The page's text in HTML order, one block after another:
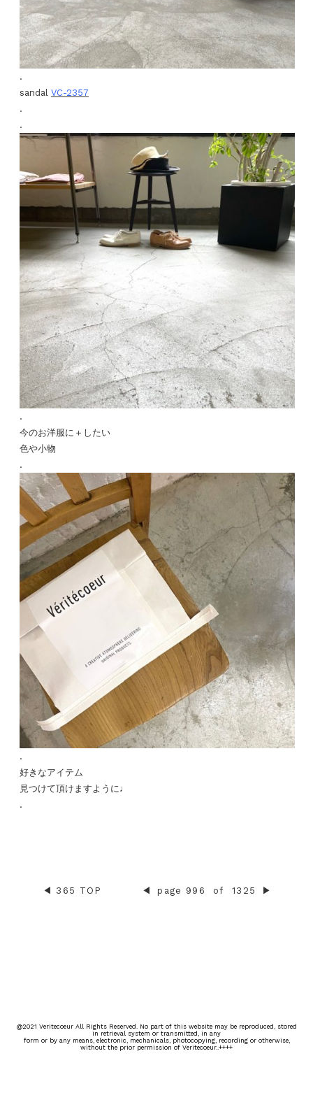
.
sandal VC-2357
.
.
.
今のお洋服に＋したい
色や小物
.
.
好きなアイテム
見つけて頂けますように♩
.
◀︎ 365 TOP ◀︎ page 996 of 1325 ▶︎
@2021 Veritecoeur All Rights Reserved. No part of this website may be reproduced, stored
in retrieval system or transmitted, in any
form or by any means, electronic, mechanicals, photocopying, recording or otherwise,
without the prior permission of Veritecoeur..++++